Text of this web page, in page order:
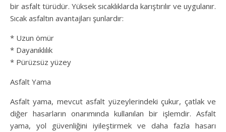
bir asfalt türüdür. Yüksek sıcaklıklarda karıştırılır ve uygulanır.
Sıcak asfaltın avantajları şunlardır:
* Uzun ömür
* Dayanıklılık
* Pürüzsüz yüzey
Asfalt Yama
Asfalt yama, mevcut asfalt yüzeylerindeki çukur, çatlak ve
diğer hasarların onarımında kullanılan bir işlemdir. Asfalt
yama, yol güvenliğini iyileştirmek ve daha fazla hasarı